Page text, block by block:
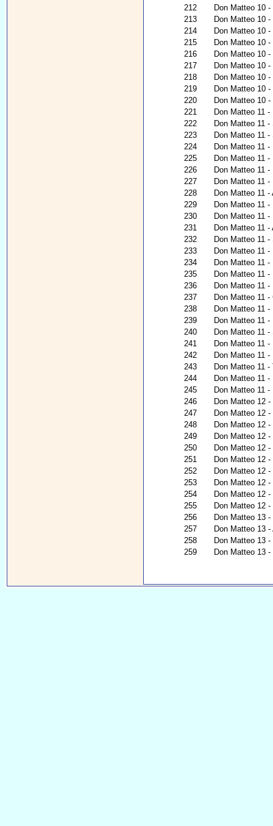
212
Don Matteo 10
213
Don Matteo 10 -
214
Don Matteo 10 -
215
Don Matteo 10
216
Don Matteo 10
217
Don Matteo 10
218
Don Matteo 10
219
Don Matteo 10 -
220
Don Matteo 10
221
Don Matteo 11 -
222
Don Matteo 11
223
Don Matteo 11
224
Don Matteo 11
225
Don Matteo 11
226
Don Matteo 11
227
Don Matteo 11
228
Don Matteo 11
229
Don Matteo 11
230
Don Matteo 11
231
Don Matteo 11
232
Don Matteo 11
233
Don Matteo 11 -
234
Don Matteo 11
235
Don Matteo 11
236
Don Matteo 11 -
237
Don Matteo 11
238
Don Matteo 11
239
Don Matteo 11
240
Don Matteo 11 -
241
Don Matteo 11 -
242
Don Matteo 11
243
Don Matteo 11
244
Don Matteo 11
245
Don Matteo 11
246
Don Matteo 12
247
Don Matteo 12
248
Don Matteo 12
249
Don Matteo 12
250
Don Matteo 12
251
Don Matteo 12
252
Don Matteo 12 -
253
Don Matteo 12
254
Don Matteo 12
255
Don Matteo 12
256
Don Matteo 13
257
Don Matteo 13
258
Don Matteo 13
259
Don Matteo 13